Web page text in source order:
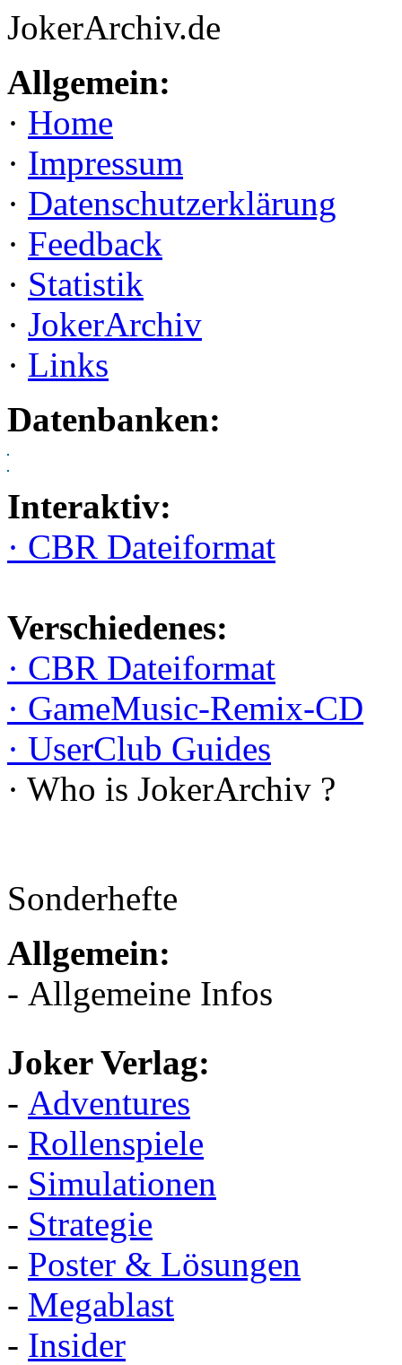
JokerArchiv.de
Allgemein:
· Home
· Impressum
· Datenschutzerklärung
· Feedback
· Statistik
· JokerArchiv
· Links
Datenbanken:
Interaktiv:
· CBR Dateiformat
Verschiedenes:
· CBR Dateiformat
· GameMusic-Remix-CD
· UserClub Guides
· Who is JokerArchiv ?
Sonderhefte
Allgemein:
- Allgemeine Infos
Joker Verlag:
- Adventures
- Rollenspiele
- Simulationen
- Strategie
- Poster & Lösungen
- Megablast
- Insider